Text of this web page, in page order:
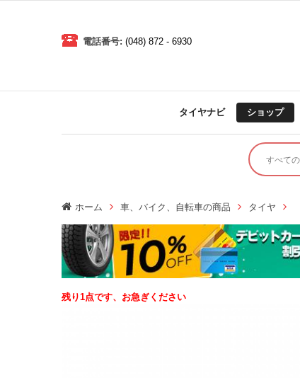
電話番号: (048) 872 - 6930
タイヤナビ ショップ
ホーム 車、バイク、自転車の商品 タイヤ
残り1点です、お急ぎください